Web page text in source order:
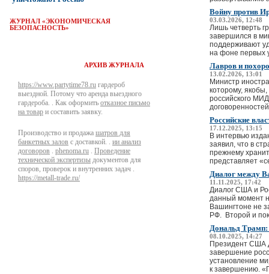
ЖУРНАЛ «ЭКОНОМИЧЕСКАЯ
БЕЗОПАСНОСТЬ»
АРХИВ ЖУРНАЛА
https://www.partytime78.ru гардероб
выездной. Потому что аренда выездного
гардероба. . Как оформить отказное письмо
на товар и составить заявку.
Производство и продажа шатров для
банкетных залов с доставкой. . ии анализ
договоров
phenoma.ru
Проведение
технической экспертизы документов для
споров, проверок и внутренних задач .
https://metall-trade.ru/
Войну против
03.03.2026, 12:48
Лишь четверть
завершился в
поддерживают
на фоне первых
Лавров и
13.02.2026, 13:01
Министр
которому,
российского
Российские
17.12.2025, 13:15
В интервью
заявил, что в
прежнему
представляет
Диалог между
11.11.2025, 17:42
Диалог США и
данный момент
Вашингтоне не
РФ. Второй и
Дональд Трамп:
08.10.2025, 14:27
Президент США
завершение
установление
к завершению.